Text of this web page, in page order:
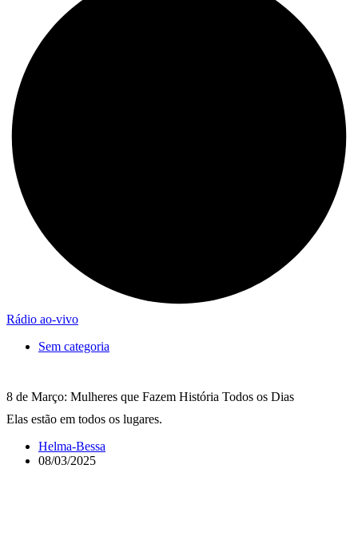
Rádio ao-vivo
Sem categoria
8 de Março: Mulheres que Fazem História Todos os Dias
Elas estão em todos os lugares.
Helma-Bessa
08/03/2025